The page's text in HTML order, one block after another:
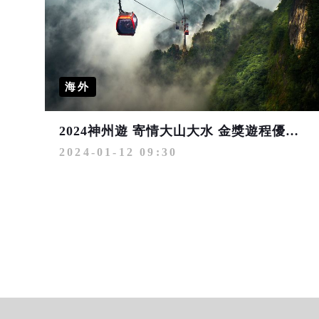
海外
2024神州遊 寄情大山大水 金獎遊程優質推薦
2024-01-12 09:30